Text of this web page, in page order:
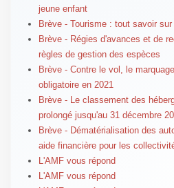
jeune enfant
Brève - Tourisme : tout savoir
Brève - Régies d'avances et de
règles de gestion des espèces
Brève - Contre le vol, le
obligatoire en 2021
Brève - Le classement des
prolongé jusqu'au 31 décembre
Brève - Dématérialisation des
aide financière pour les
L'AMF vous répond
L'AMF vous répond